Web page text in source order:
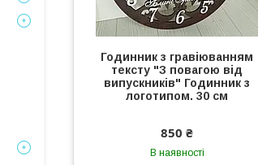
Годинник з гравіюванням
тексту "З повагою від
випускників" Годинник з
логотипом. 30 см
850 ₴
В наявності